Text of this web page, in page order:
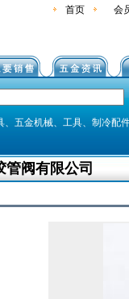
首页 会
五金机械、工具、制冷配
管阀有限公司